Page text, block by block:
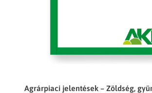
Agrárpiaci jelentések – Zöldség,